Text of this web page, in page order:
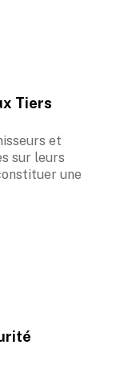
Tiers
et
sur leurs
une